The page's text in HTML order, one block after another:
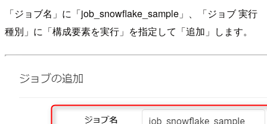
「ジョブ名」に「job_snowflake_sample」、「ジョブ 実行
種別」に「構成要素を実行」を指定して「追加」します。